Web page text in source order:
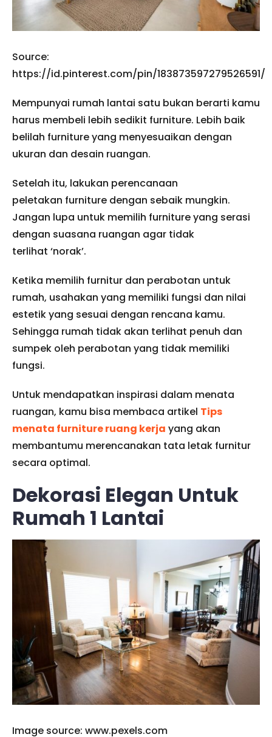
Source:
https://id.pinterest.com/pin/183873597279526591/
Mempunyai rumah lantai satu bukan berarti kamu
harus membeli lebih sedikit furniture. Lebih baik
belilah furniture yang menyesuaikan dengan
ukuran dan desain ruangan.
Setelah itu, lakukan perencanaan
peletakan furniture dengan sebaik mungkin.
Jangan lupa untuk memilih furniture yang serasi
dengan suasana ruangan agar tidak
terlihat ‘norak’.
Ketika memilih furnitur dan perabotan untuk
rumah, usahakan yang memiliki fungsi dan nilai
estetik yang sesuai dengan rencana kamu.
Sehingga rumah tidak akan terlihat penuh dan
sumpek oleh perabotan yang tidak memiliki
fungsi.
Untuk mendapatkan inspirasi dalam menata
ruangan, kamu bisa membaca artikel Tips
menata furniture ruang kerja yang akan
membantumu merencanakan tata letak furnitur
secara optimal.
Dekorasi Elegan Untuk
Rumah 1 Lantai
Image source: www.pexels.com